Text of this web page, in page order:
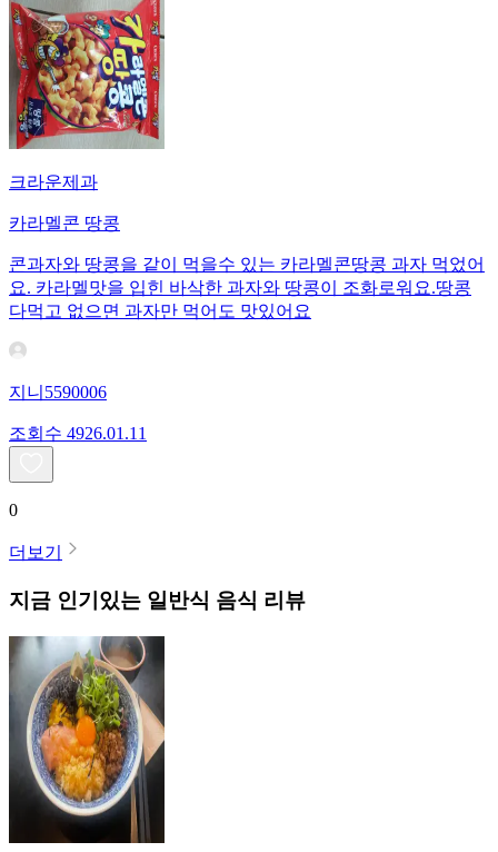
크라운제과
카라멜콘 땅콩
콘과자와 땅콩을 같이 먹을수 있는 카라멜콘땅콩 과자 먹었어
요. 카라멜맛을 입힌 바삭한 과자와 땅콩이 조화로워요.땅콩
다먹고 없으면 과자만 먹어도 맛있어요
지니5590006
조회수 4926.01.11
0
더보기
지금 인기있는 일반식 음식 리뷰